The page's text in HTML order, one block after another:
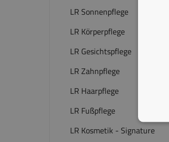
LR Sonnenpflege
LR Körperpflege
LR Gesichtspflege
LR Zahnpflege
LR Haarpflege
LR Fußpflege
LR Kosmetik - Signature